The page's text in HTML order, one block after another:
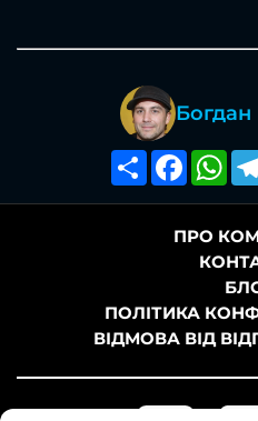
Поширити
ПРО
ПОЛІТИКА
ВІДМОВА ВІД